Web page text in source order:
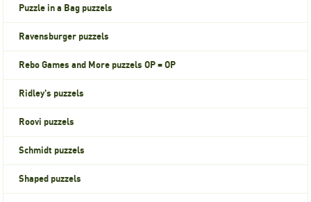
Puzzle in a Bag puzzels
Ravensburger puzzels
Rebo Games and More puzzels OP = OP
Ridley's puzzels
Roovi puzzels
Schmidt puzzels
Shaped puzzels